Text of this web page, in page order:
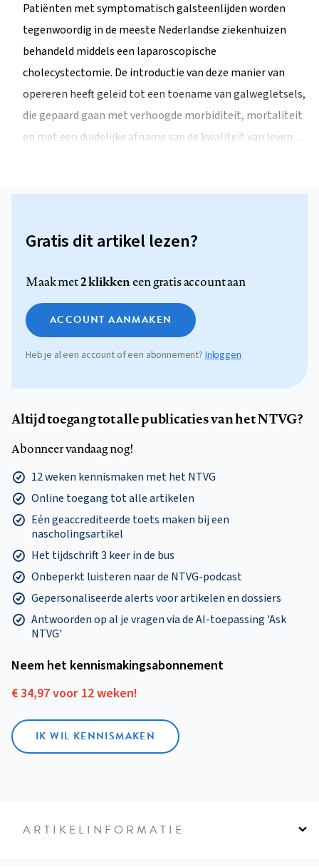
Patiënten met symptomatisch galsteenlijden worden
tegenwoordig in de meeste Nederlandse ziekenhuizen
behandeld middels een laparoscopische
cholecystectomie. De introductie van deze manier van
opereren heeft geleid tot een toename van galwegletsels,
die gepaard gaan met verhoogde morbiditeit, mortaliteit
en met een duidelijke afname van de kwaliteit van leven…
Gratis dit artikel lezen?
Maak met2 klikkeneen gratis account aan
ACCOUNT AANMAKEN
Heb je al een account of een abonnement? Inloggen
Altijd toegang tot alle publicaties van het NTVG?
Abonneer vandaag nog!
12 weken kennismaken met het NTVG
Online toegang tot alle artikelen
Eén geaccrediteerde toets maken bij een
nascholingsartikel
Het tijdschrift 3 keer in de bus
Onbeperkt luisteren naar de NTVG-podcast
Gepersonaliseerde alerts voor artikelen en dossiers
Antwoorden op al je vragen via de AI-toepassing 'Ask
NTVG'
Neem het kennismakings­abonnement
€ 34,97 voor 12 weken!
IK WIL KENNISMAKEN
ARTIKELINFORMATIE